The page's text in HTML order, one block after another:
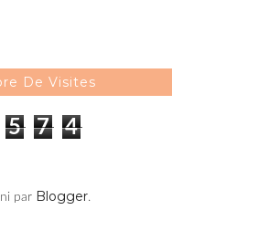
De Visites
5 7 4
par Blogger.